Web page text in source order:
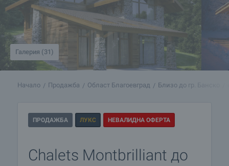
Галерия (31)
Начало Продажба Област Благоевград Близо до гр. Банско
ПРОДАЖБА ЛУКС НЕВАЛИДНА ОФЕРТА
Chalets Montbrilliant до